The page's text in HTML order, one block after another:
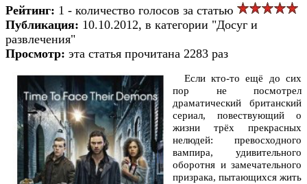
Рейтинг: 1 - количество голосов за статью
Публикация: 10.10.2012, в категории "Досуг и
развлечения"
Просмотр: эта статья прочитана 2283 раз
Если кто-то ещё до сих
пор не посмотрел
драматический британский
сериал, повествующий о
жизни трёх прекрасных
нелюдей: превосходного
вампира, удивительного
оборотня и замечательного
призрака, пытающихся жить